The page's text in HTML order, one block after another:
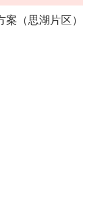
（思湖片区）